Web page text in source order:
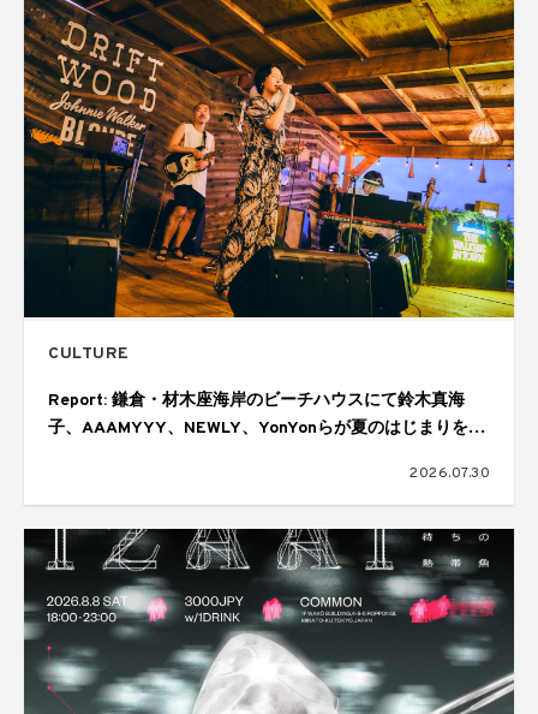
CULTURE
Report: 鎌倉・材木座海岸のビーチハウスにて鈴木真海
子、AAAMYYY、NEWLY、YonYonらが夏のはじまりを幻
2026.07.30